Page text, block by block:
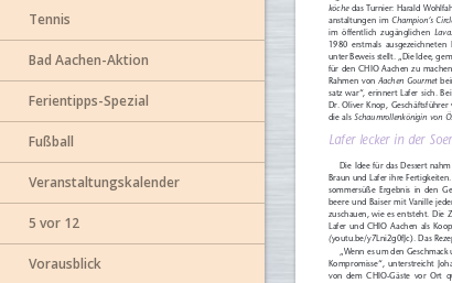
Tennis
Bad Aachen-Aktion
Ferientipps-Spezial
Fußball
Veranstaltungskalender
5 vor 12
Vorausblick